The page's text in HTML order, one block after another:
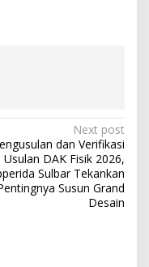
Next post
dan Verifikasi
Usulan DAK Fisik 2026,
Sulbar Tekankan
Susun Grand
Desain